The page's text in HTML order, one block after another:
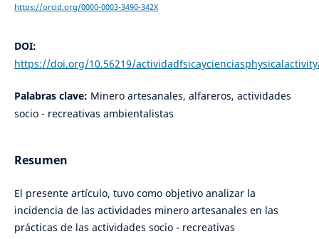
https://orcid.org/0000-0003-3490-342X
DOI:
https://doi.org/10.56219/
Palabras clave: Minero artesanales, alfareros, actividades
socio - recreativas ambientalistas
Resumen
El presente artículo, tuvo como objetivo analizar la
incidencia de las actividades minero artesanales en las
prácticas de las actividades socio - recreativas